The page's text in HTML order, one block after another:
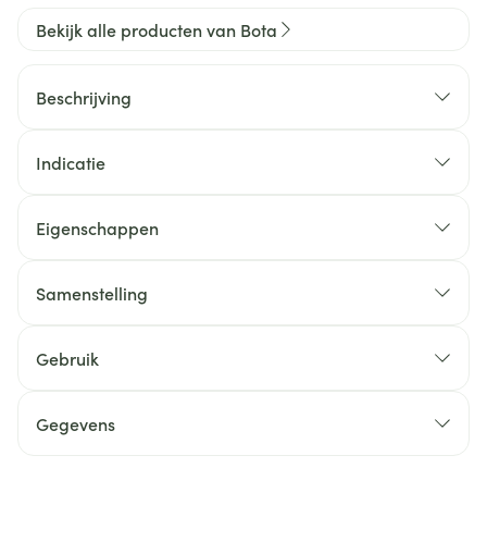
Bekijk alle producten van Bota
Beschrijving
Indicatie
Eigenschappen
Samenstelling
Gebruik
Gegevens